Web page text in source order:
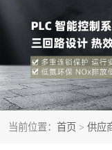
当前位置： 首页 > 供应